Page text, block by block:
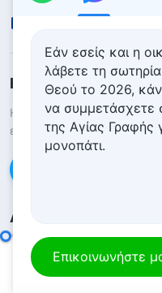
Η βασιλεία του Θεού
Η βασιλεία του Θεού έχει
εισέλθετε στη βασιλεία
Ακολουθήστε μας
Εάν εσείς και η
λάβετε τη
Θεού το 2026,
να συμμετάσχετε
της Αγίας Γραφής
μονοπάτι.
Επικοινωνήστε
Το μυστήριο της